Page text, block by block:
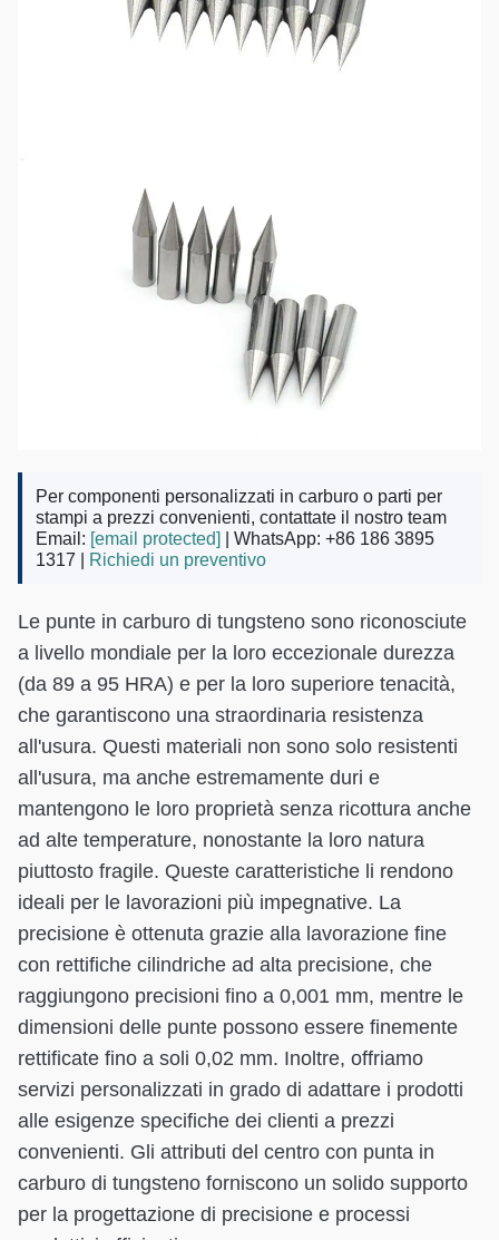
Per componenti personalizzati in carburo o parti per
stampi a prezzi convenienti, contattate il nostro team
Email: [email protected]
| WhatsApp: +86 186 3895
1317 |
Richiedi un preventivo
Le punte in carburo di tungsteno sono riconosciute
a livello mondiale per la loro eccezionale durezza
(da 89 a 95 HRA) e per la loro superiore tenacità,
che garantiscono una straordinaria resistenza
all'usura. Questi materiali non sono solo resistenti
all'usura, ma anche estremamente duri e
mantengono le loro proprietà senza ricottura anche
ad alte temperature, nonostante la loro natura
piuttosto fragile. Queste caratteristiche li rendono
ideali per le lavorazioni più impegnative. La
precisione è ottenuta grazie alla lavorazione fine
con rettifiche cilindriche ad alta precisione, che
raggiungono precisioni fino a 0,001 mm, mentre le
dimensioni delle punte possono essere finemente
rettificate fino a soli 0,02 mm. Inoltre, offriamo
servizi personalizzati in grado di adattare i prodotti
alle esigenze specifiche dei clienti a prezzi
convenienti. Gli attributi del centro con punta in
carburo di tungsteno forniscono un solido supporto
per la progettazione di precisione e processi